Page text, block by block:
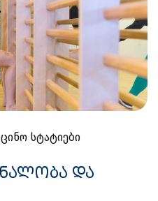
სტატიები
და